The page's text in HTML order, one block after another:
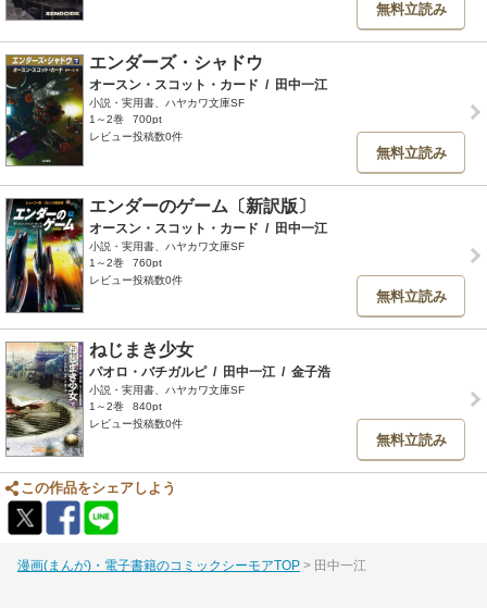
無料立読み
エンダーズ・シャドウ
オースン・スコット・カード / 田中一江
小説・実用書、ハヤカワ文庫SF
1～2巻
700pt
レビュー投稿数0件
無料立読み
エンダーのゲーム〔新訳版〕
オースン・スコット・カード / 田中一江
小説・実用書、ハヤカワ文庫SF
1～2巻
760pt
レビュー投稿数0件
無料立読み
ねじまき少女
パオロ・バチガルピ / 田中一江 / 金子浩
小説・実用書、ハヤカワ文庫SF
1～2巻
840pt
レビュー投稿数0件
無料立読み
この作品をシェアしよう
漫画(まんが)・電子書籍のコミックシーモアTOP 田中一江